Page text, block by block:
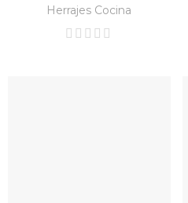
Herrajes Cocina